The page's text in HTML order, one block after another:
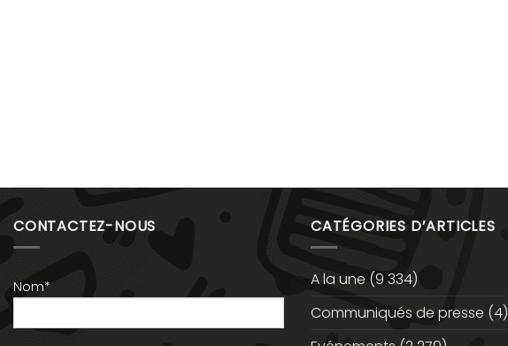
CONTACTEZ-NOUS
Nom*
CATÉGORIES D’ARTICLES
A la une (9 334)
Communiqués de presse (4)